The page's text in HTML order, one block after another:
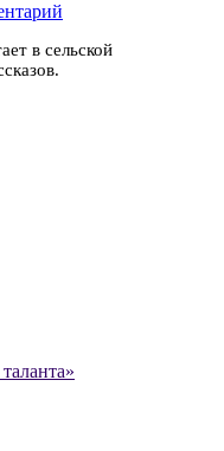
в сельской